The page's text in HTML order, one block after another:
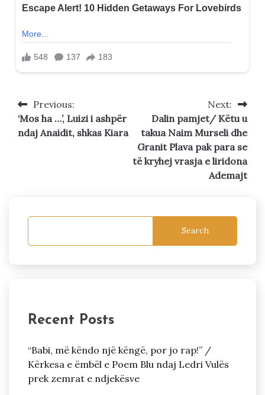
Post
navigation
Previous:
‘Mos ha …’, Luizi i ashpër
ndaj Anaidit, shkas Kiara
Next:
Dalin pamjet/ Këtu u
takua Naim Murseli dhe
Granit Plava pak para se
të kryhej vrasja e liridona
Ademajt
Search
Recent Posts
“Babi, më këndo një këngë, por jo rap!” /
Kërkesa e ëmbël e Poem Blu ndaj Ledri Vulës
prek zemrat e ndjekësve